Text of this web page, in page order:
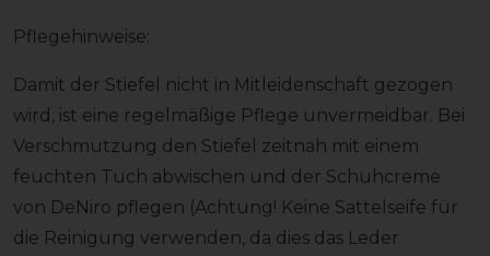
Pflegehinweise:
Damit der Stiefel nicht in Mitleidenschaft gezogen
wird, ist eine regelmäßige Pflege unvermeidbar. Bei
Verschmutzung den Stiefel zeitnah mit einem
feuchten Tuch abwischen und der Schuhcreme
von DeNiro pflegen (Achtung! Keine Sattelseife für
die Reinigung verwenden, da dies das Leder